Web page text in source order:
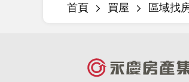
首頁 買屋 區域找